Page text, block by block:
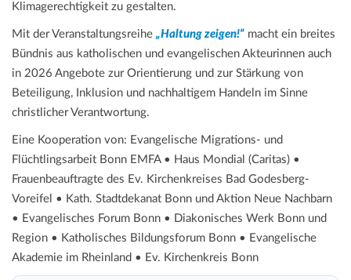
Klimagerechtigkeit zu gestalten.
Mit der Veranstaltungsreihe „Haltung zeigen!“ macht ein breites
Bündnis aus katholischen und evangelischen Akteurinnen auch
in 2026 Angebote zur Orientierung und zur Stärkung von
Beteiligung, Inklusion und nachhaltigem Handeln im Sinne
christlicher Verantwortung.
Eine Kooperation von: Evangelische Migrations- und
Flüchtlingsarbeit Bonn EMFA • Haus Mondial (Caritas) •
Frauenbeauftragte des Ev. Kirchenkreises Bad Godesberg-
Voreifel • Kath. Stadtdekanat Bonn und Aktion Neue Nachbarn
• Evangelisches Forum Bonn • Diakonisches Werk Bonn und
Region • Katholisches Bildungsforum Bonn • Evangelische
Akademie im Rheinland • Ev. Kirchenkreis Bonn